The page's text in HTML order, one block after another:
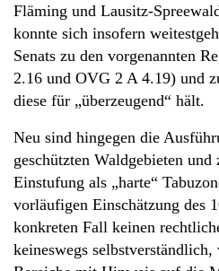
Fläming und Lausitz-
konnte sich insofern
Senats zu den vorgenannten
2.16 und OVG 2 A 4.19) und
diese für „überzeugend“ hält.
Neu sind hingegen die
geschützten Waldgebieten
Einstufung als „harte“
vorläufigen Einschätzung des
konkreten Fall keinen
keineswegs